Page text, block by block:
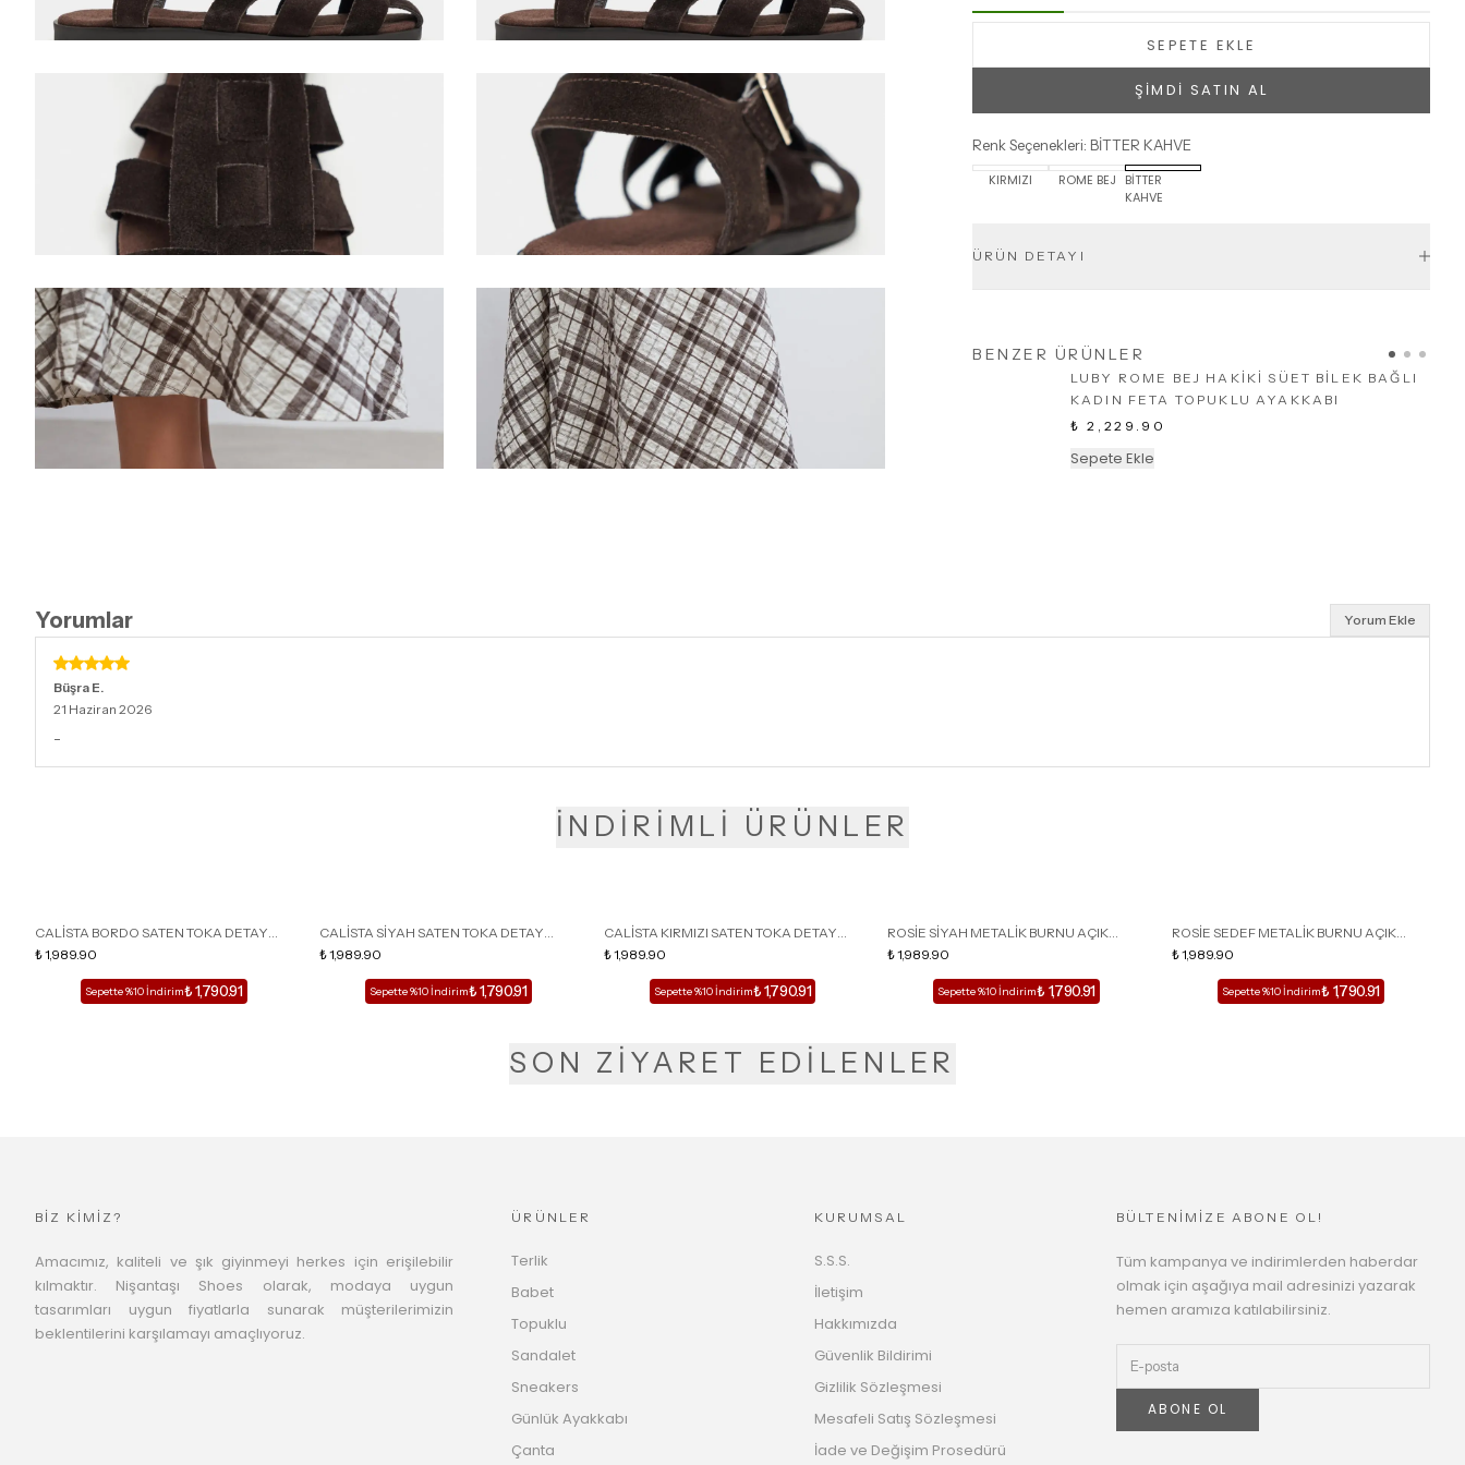
SEPETE EKLE
ŞİMDİ SATIN AL
Renk Seçenekleri: BİTTER KAHVE
KIRMIZI
ROME BEJ
BİTTER
KAHVE
ÜRÜN DETAYI
BENZER ÜRÜNLER
LUBY ROME BEJ HAKİKİ SÜET BİLEK BAĞLI
KADIN FETA TOPUKLU AYAKKABI
₺ 2,229.90
Sepete Ekle
Yorumlar Yorum Ekle
Büşra E.
21 Haziran 2026
-
İNDİRİMLİ ÜRÜNLER
CALİSTA BORDO SATEN TOKA DETAY
SİVRİ BURUN KADIN TOPUKLU TERLİK
₺ 1,989.90
Sepette %10 İndirim₺ 1,790.91
CALİSTA SİYAH SATEN TOKA DETAY
SİVRİ BURUN KADIN TOPUKLU TERLİK
₺ 1,989.90
Sepette %10 İndirim₺ 1,790.91
CALİSTA KIRMIZI SATEN TOKA DETAY
SİVRİ BURUN KADIN TOPUKLU TERLİK
₺ 1,989.90
Sepette %10 İndirim₺ 1,790.91
ROSİE SİYAH METALİK BURNU AÇIK
DETAY KAFESLİ KADIN TOPUKLU TERLİK
₺ 1,989.90
Sepette %10 İndirim₺ 1,790.91
ROSİE SEDEF METALİK BURNU AÇIK
DETAY KAFESLİ KADIN TOPUKLU TERLİK
₺ 1,989.90
Sepette %10 İndirim₺ 1,790.91
SON ZİYARET EDİLENLER
BİZ KİMİZ?
Amacımız, kaliteli ve şık giyinmeyi herkes için erişilebilir
kılmaktır. Nişantaşı Shoes olarak, modaya uygun
tasarımları uygun fiyatlarla sunarak müşterilerimizin
beklentilerini karşılamayı amaçlıyoruz.
ÜRÜNLER
Terlik
Babet
Topuklu
Sandalet
Sneakers
Günlük Ayakkabı
Çanta
KURUMSAL
S.S.S.
İletişim
Hakkımızda
Güvenlik Bildirimi
Gizlilik Sözleşmesi
Mesafeli Satış Sözleşmesi
İade ve Değişim Prosedürü
BÜLTENİMİZE ABONE OL!
Tüm kampanya ve indirimlerden haberdar
olmak için aşağıya mail adresinizi yazarak
hemen aramıza katılabilirsiniz.
ABONE OL